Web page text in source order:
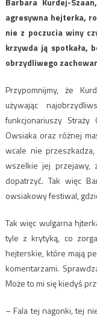
agresywna hejterka,
nie z poczucia winy
krzywda ją spotkała,
obrzydliwego
Przypomnijmy, że
używając
funkcjonariuszy Straży
Owsiaka oraz różnej
wcale nie
wszelkie jej przejawy,
dopatrzyć. Tak więc
owsiakowy festiwal,
Tak więc wulgarna
tyle z krytyką, co
hejterskie, które mają
komentarzami.
Może to mi się kiedyś
– Fala tej nagonki, tej